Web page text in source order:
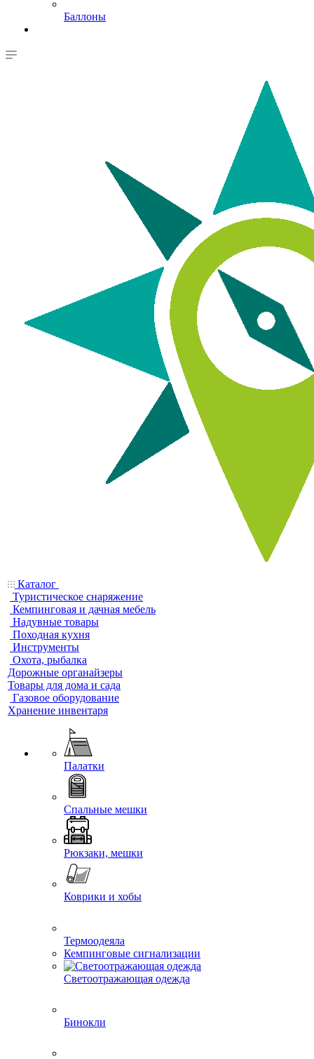
Баллоны
Каталог
Туристическое снаряжение
Кемпинговая и дачная мебель
Надувные товары
Походная кухня
Инструменты
Охота, рыбалка
Дорожные органайзеры
Товары для дома и сада
Газовое оборудование
Хранение инвентаря
Палатки
Спальные мешки
Рюкзаки, мешки
Коврики и хобы
Термоодеяла
Кемпинговые сигнализации
Светоотражающая одежда
Бинокли